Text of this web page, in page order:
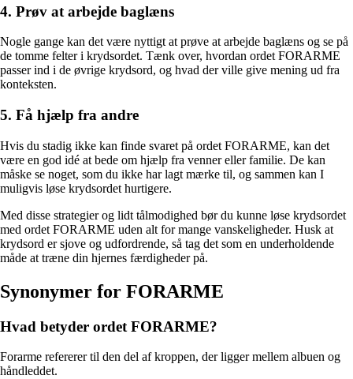
4. Prøv at arbejde baglæns
Nogle gange kan det være nyttigt at prøve at arbejde baglæns og se på
de tomme felter i krydsordet. Tænk over, hvordan ordet FORARME
passer ind i de øvrige krydsord, og hvad der ville give mening ud fra
konteksten.
5. Få hjælp fra andre
Hvis du stadig ikke kan finde svaret på ordet FORARME, kan det
være en god idé at bede om hjælp fra venner eller familie. De kan
måske se noget, som du ikke har lagt mærke til, og sammen kan I
muligvis løse krydsordet hurtigere.
Med disse strategier og lidt tålmodighed bør du kunne løse krydsordet
med ordet FORARME uden alt for mange vanskeligheder. Husk at
krydsord er sjove og udfordrende, så tag det som en underholdende
måde at træne din hjernes færdigheder på.
Synonymer for FORARME
Hvad betyder ordet FORARME?
Forarme refererer til den del af kroppen, der ligger mellem albuen og
håndleddet.